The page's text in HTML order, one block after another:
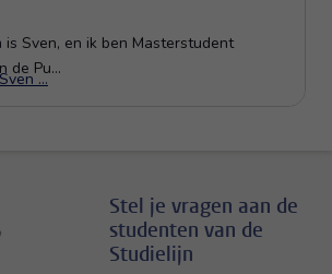
Stel je vragen aan de
studenten van de
Studielijn